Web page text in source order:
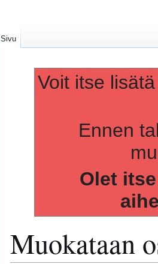
Voit itse
Ennen
Olet
Muokataan
Sivu